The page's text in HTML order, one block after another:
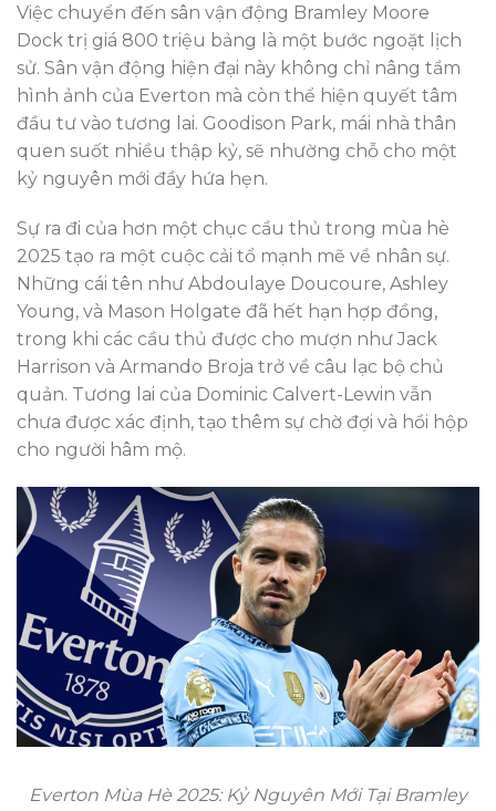
Việc chuyển đến sân vận động Bramley Moore
Dock trị giá 800 triệu bảng là một bước ngoặt lịch
sử. Sân vận động hiện đại này không chỉ nâng tầm
hình ảnh của Everton mà còn thể hiện quyết tâm
đầu tư vào tương lai. Goodison Park, mái nhà thân
quen suốt nhiều thập kỷ, sẽ nhường chỗ cho một
kỷ nguyên mới đầy hứa hẹn.
Sự ra đi của hơn một chục cầu thủ trong mùa hè
2025 tạo ra một cuộc cải tổ mạnh mẽ về nhân sự.
Những cái tên như Abdoulaye Doucoure, Ashley
Young, và Mason Holgate đã hết hạn hợp đồng,
trong khi các cầu thủ được cho mượn như Jack
Harrison và Armando Broja trở về câu lạc bộ chủ
quản. Tương lai của Dominic Calvert-Lewin vẫn
chưa được xác định, tạo thêm sự chờ đợi và hồi hộp
cho người hâm mộ.
Everton Mùa Hè 2025: Kỷ Nguyên Mới Tại Bramley